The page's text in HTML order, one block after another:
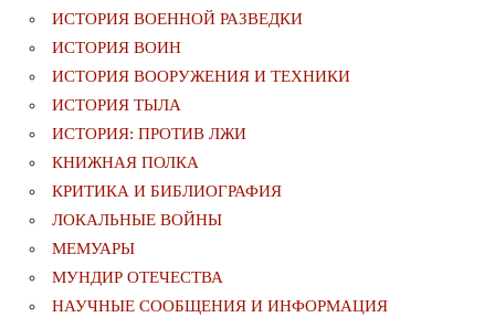
ИСТОРИЯ ВОЕННОЙ РАЗВЕДКИ
ИСТОРИЯ ВОИН
ИСТОРИЯ ВООРУЖЕНИЯ И ТЕХНИКИ
ИСТОРИЯ ТЫЛА
ИСТОРИЯ: ПРОТИВ ЛЖИ
КНИЖНАЯ ПОЛКА
КРИТИКА И БИБЛИОГРАФИЯ
ЛОКАЛЬНЫЕ ВОЙНЫ
МЕМУАРЫ
МУНДИР ОТЕЧЕСТВА
НАУЧНЫЕ СООБЩЕНИЯ И ИНФОРМАЦИЯ